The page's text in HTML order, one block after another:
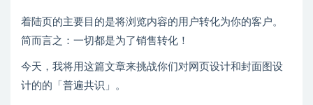
着陆页的主要目的是将浏览内容的用户转化为你的客户。
简而言之：一切都是为了销售转化！
今天，我将用这篇文章来挑战你们对网页设计和封面图设
计的的「普遍共识」。